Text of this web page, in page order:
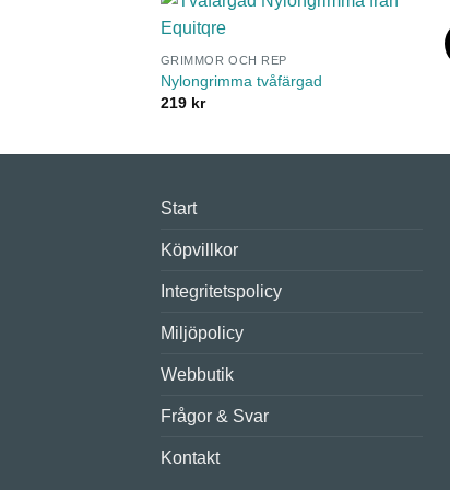
GRIMMOR OCH REP
Nylongrimma tvåfärgad
219 kr
Start
Köpvillkor
Integritetspolicy
Miljöpolicy
Webbutik
Frågor & Svar
Kontakt